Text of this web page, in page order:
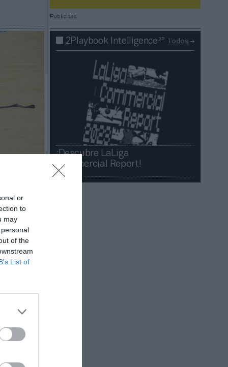
or
to
may
of the
List of
en
Publicidad
2Playbook Intelligence2P Todos
¡Descubre LaLiga
Commercial Report!​​